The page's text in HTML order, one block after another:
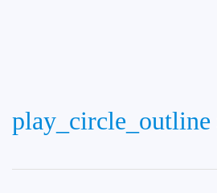
play_circle_outline